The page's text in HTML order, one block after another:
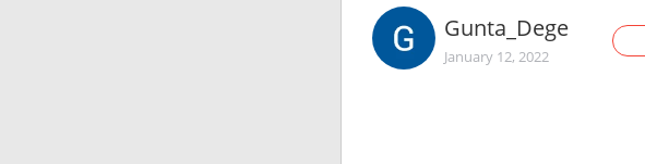
Gunta_Dege
January 12, 2022